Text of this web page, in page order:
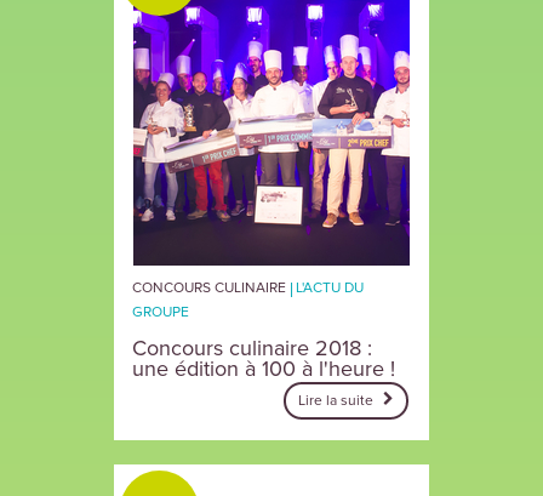
CONCOURS CULINAIRE
L'ACTU DU
GROUPE
Concours culinaire 2018 :
une édition à 100 à l'heure !
Lire la suite